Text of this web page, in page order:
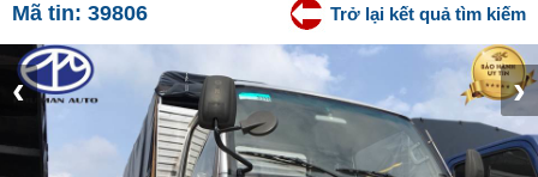
Mã tin: 39806 Trở lại kết quả tìm kiếm
‹ ›